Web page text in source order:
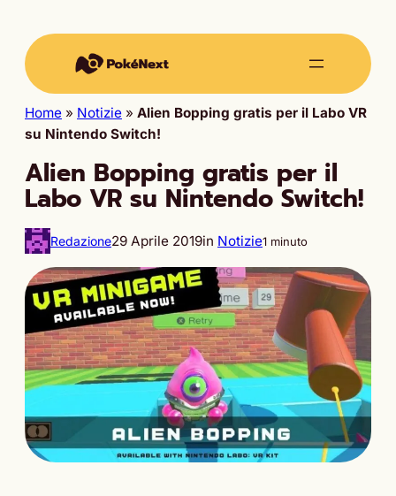
Home » Notizie » Alien Bopping gratis per il Labo VR
su Nintendo Switch!
Alien Bopping gratis per il
Labo VR su Nintendo Switch!
Redazione29 Aprile 2019in Notizie1 minuto